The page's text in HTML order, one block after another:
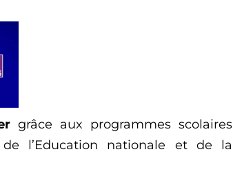
grâce aux programmes scolaires
l’Education nationale et de la